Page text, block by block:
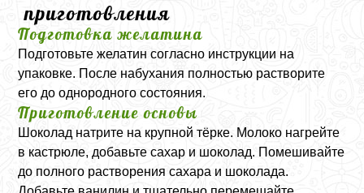
приготовления
Подготовка желатина
Подготовьте желатин согласно инструкции на
упаковке. После набухания полностью растворите
его до однородного состояния.
Приготовление основы
Шоколад натрите на крупной тёрке. Молоко нагрейте
в кастрюле, добавьте сахар и шоколад. Помешивайте
до полного растворения сахара и шоколада.